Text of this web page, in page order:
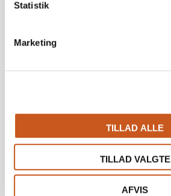
Statistik
Marketing
TILLAD ALLE
TILLAD VALGTE
AFVIS
MIRELA GAVOCI
PRODUCT DESIGNER
Mail:mg@finari.dk